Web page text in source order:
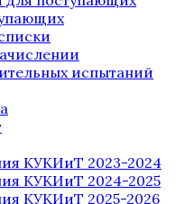
испытаний
КУКИиТ 2023-2024
КУКИиТ 2024-2025
КУКИиТ 2025-2026